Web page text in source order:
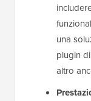
una
plugin
altro